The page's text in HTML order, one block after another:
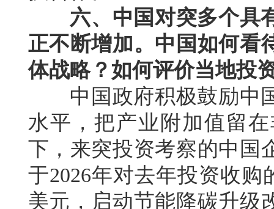
六、中国对突多个具
正不断增加。中国如何看
体战略？如何评价当地投
中国政府积极鼓励中国
水平，把产业附加值留
下，来突投资考察的中国
于2026年对去年投资收购
美元，启动节能降碳升级